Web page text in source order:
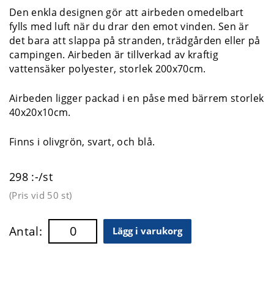
Den enkla designen gör att airbeden omedelbart
fylls med luft när du drar den emot vinden. Sen är
det bara att slappa på stranden, trädgården eller på
campingen. Airbeden är tillverkad av kraftig
vattensäker polyester, storlek 200x70cm.
Airbeden ligger packad i en påse med bärrem storlek
40x20x10cm.
Finns i olivgrön, svart, och blå.
298 :-/st
(Pris vid 50 st)
Antal: Lägg i varukorg